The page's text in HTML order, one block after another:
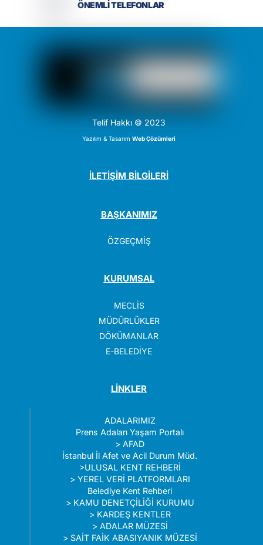
ÖNEMLİ TELEFONLAR
Telif Hakkı © 2023
Yazılım & TasarımWeb Çözümleri
İLETİŞİM BİLGİLERİ
BAŞKANIMIZ
ÖZGEÇMİŞ
KURUMSAL
MECLİS
MÜDÜRLÜKLER
DÖKÜMANLAR
E-BELEDİYE
LİNKLER
ADALARIMIZ
Prens Adaları Yaşam Portalı
>AFAD
İstanbul İl Afet ve Acil Durum Müd.
>ULUSAL KENT REHBERİ
> YEREL VERİ PLATFORMLARI
Belediye Kent Rehberi
> KAMU DENETÇİLİĞİ KURUMU
> KARDEŞ KENTLER
> ADALAR MÜZESİ
> SAİT FAİK ABASIYANIK MÜZESİ